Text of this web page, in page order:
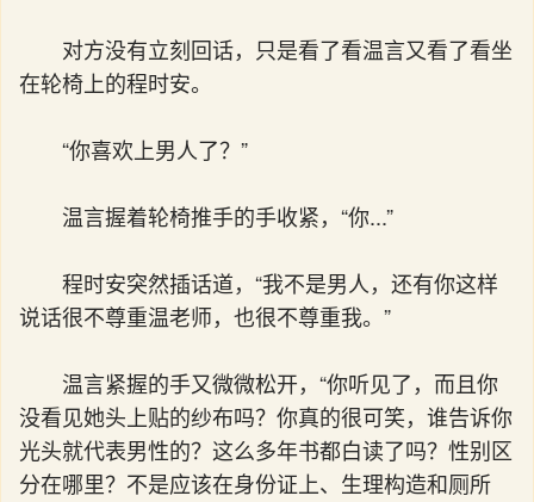
对方没有立刻回话，只是看了看温言又看了看坐
在轮椅上的程时安。
“你喜欢上男人了？”
温言握着轮椅推手的手收紧，“你...”
程时安突然插话道，“我不是男人，还有你这样
说话很不尊重温老师，也很不尊重我。”
温言紧握的手又微微松开，“你听见了，而且你
没看见她头上贴的纱布吗？你真的很可笑，谁告诉你
光头就代表男性的？这么多年书都白读了吗？性别区
分在哪里？不是应该在身份证上、生理构造和厕所